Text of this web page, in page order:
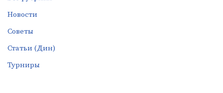
Новости
Советы
Статьи (Дин)
Турниры